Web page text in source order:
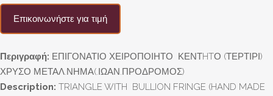
Επικοινωνήστε για τιμή
Περιγραφή: ΕΠΙΓΟΝΑΤΙΟ ΧΕΙΡΟΠΟΙΗΤΟ ΚΕΝΤHTΟ (ΤΕΡΤΙΡΙ)
ΧΡΥΣΟ ΜΕΤΑΛ.ΝΗΜΑ(.ΙΩΑΝ.ΠΡΟΔΡΟΜΟΣ)
Description: TRIANGLE WITH BULLION FRINGE (HAND MADE